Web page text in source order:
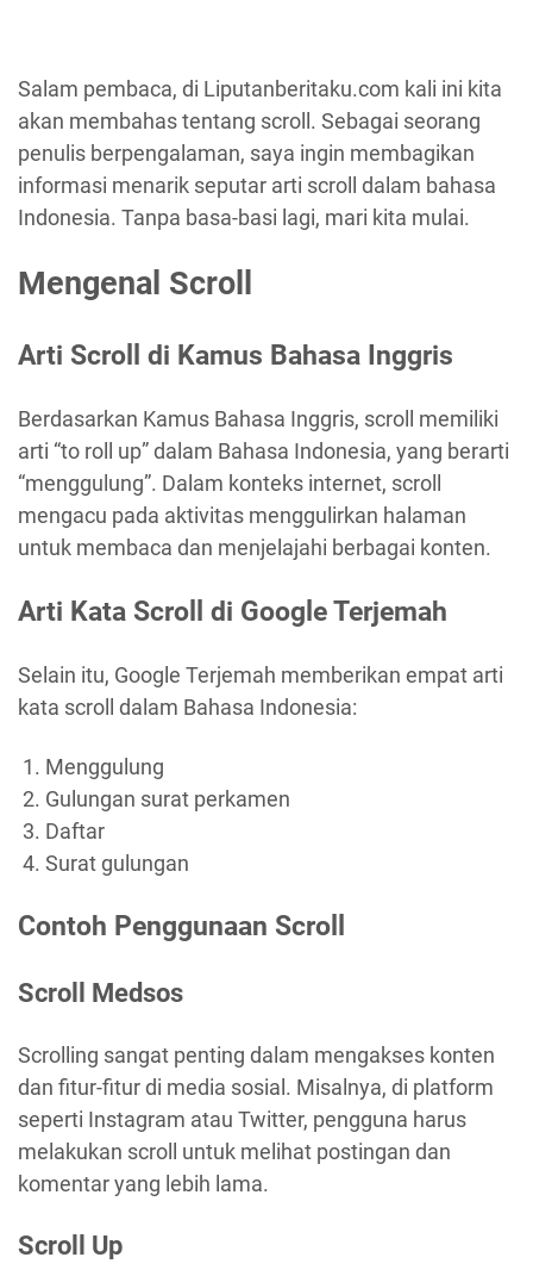
Salam pembaca, di Liputanberitaku.com kali ini kita
akan membahas tentang scroll. Sebagai seorang
penulis berpengalaman, saya ingin membagikan
informasi menarik seputar arti scroll dalam bahasa
Indonesia. Tanpa basa-basi lagi, mari kita mulai.
Mengenal Scroll
Arti Scroll di Kamus Bahasa Inggris
Berdasarkan Kamus Bahasa Inggris, scroll memiliki
arti “to roll up” dalam Bahasa Indonesia, yang berarti
“menggulung”. Dalam konteks internet, scroll
mengacu pada aktivitas menggulirkan halaman
untuk membaca dan menjelajahi berbagai konten.
Arti Kata Scroll di Google Terjemah
Selain itu, Google Terjemah memberikan empat arti
kata scroll dalam Bahasa Indonesia:
Menggulung
Gulungan surat perkamen
Daftar
Surat gulungan
Contoh Penggunaan Scroll
Scroll Medsos
Scrolling sangat penting dalam mengakses konten
dan fitur-fitur di media sosial. Misalnya, di platform
seperti Instagram atau Twitter, pengguna harus
melakukan scroll untuk melihat postingan dan
komentar yang lebih lama.
Scroll Up